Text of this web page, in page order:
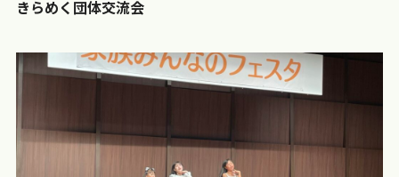
きらめく団体交流会